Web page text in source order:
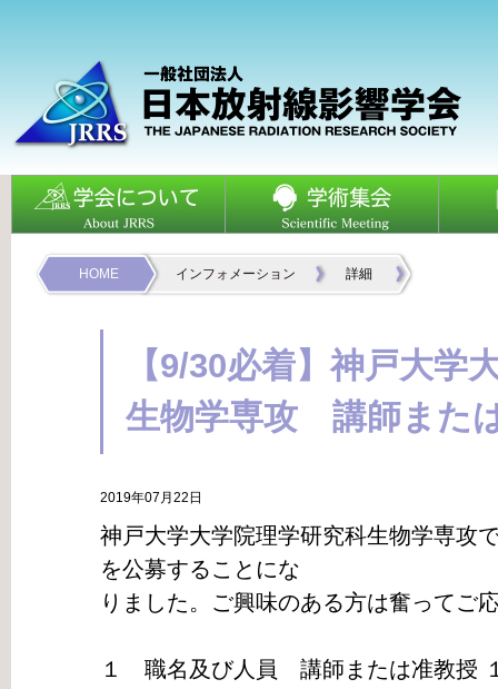
HOME インフォメーション 詳細
【9/30必着】神戸大学
生物学専攻 講師また
2019年07月22日
神戸大学大学院理学研究科生物学専攻
を公募することにな
りました。ご興味のある方は奮ってご
１ 職名及び人員 講師または准教授